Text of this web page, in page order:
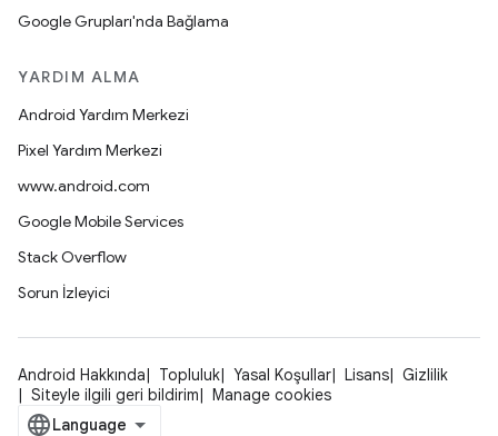
Google Grupları'nda Bağlama
YARDIM ALMA
Android Yardım Merkezi
Pixel Yardım Merkezi
www.android.com
Google Mobile Services
Stack Overflow
Sorun İzleyici
Android Hakkında Topluluk Yasal Koşullar Lisans
Gizlilik
Siteyle ilgili geri bildirim
Manage cookies